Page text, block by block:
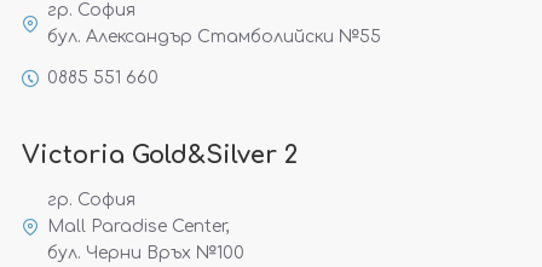
гр. София
бул. Александър Стамболийски №55
0885 551 660
Victoria Gold&Silver 2
гр. София
Mall Paradise Center,
бул. Черни Връх №100